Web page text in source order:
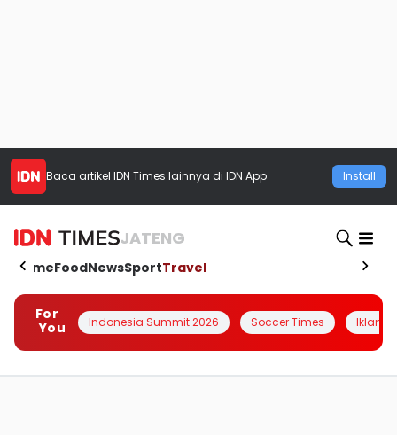
Baca artikel IDN Times lainnya di IDN App Install
JATENG
HomeFoodNewsSportTravel
For
You
Indonesia Summit 2026 Soccer Times Iklanin